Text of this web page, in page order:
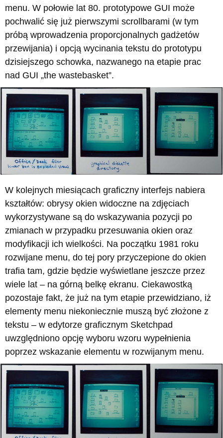
menu. W połowie lat 80. prototypowe GUI może
pochwalić się już pierwszymi scrollbarami (w tym
próbą wprowadzenia proporcjonalnych gadżetów
przewijania) i opcją wycinania tekstu do prototypu
dzisiejszego schowka, nazwanego na etapie prac
nad GUI „the wastebasket”.
W kolejnych miesiącach graficzny interfejs nabiera
kształtów: obrysy okien widoczne na zdjęciach
wykorzystywane są do wskazywania pozycji po
zmianach w przypadku przesuwania okien oraz
modyfikacji ich wielkości. Na początku 1981 roku
rozwijane menu, do tej pory przyczepione do okien
trafia tam, gdzie będzie wyświetlane jeszcze przez
wiele lat – na górną belkę ekranu. Ciekawostką
pozostaje fakt, że już na tym etapie przewidziano, iż
elementy menu niekoniecznie muszą być złożone z
tekstu – w edytorze graficznym Sketchpad
uwzględniono opcję wyboru wzoru wypełnienia
poprzez wskazanie elementu w rozwijanym menu.